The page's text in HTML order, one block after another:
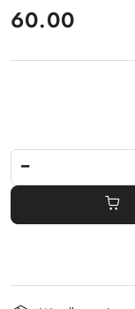
cena:
60.00
Dostępność